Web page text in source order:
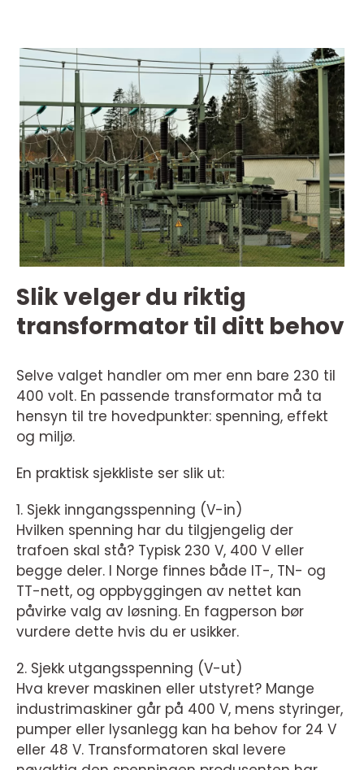
Slik velger du riktig
transformator til ditt behov
Selve valget handler om mer enn bare 230 til
400 volt. En passende transformator må ta
hensyn til tre hovedpunkter: spenning, effekt
og miljø.
En praktisk sjekkliste ser slik ut:
1. Sjekk inngangsspenning (V-in)
Hvilken spenning har du tilgjengelig der
trafoen skal stå? Typisk 230 V, 400 V eller
begge deler. I Norge finnes både IT-, TN- og
TT-nett, og oppbyggingen av nettet kan
påvirke valg av løsning. En fagperson bør
vurdere dette hvis du er usikker.
2. Sjekk utgangsspenning (V-ut)
Hva krever maskinen eller utstyret? Mange
industrimaskiner går på 400 V, mens styringer,
pumper eller lysanlegg kan ha behov for 24 V
eller 48 V. Transformatoren skal levere